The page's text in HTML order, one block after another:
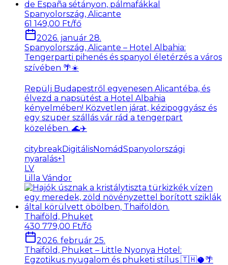
Spanyolország, Alicante
61 149,00 Ft/fő
2026. január 28.
Spanyolország, Alicante – Hotel Albahia:
Tengerparti pihenés és spanyol életérzés a város
szívében 🌴☀️
Repülj Budapestről egyenesen Alicantéba, és
élvezd a napsütést a Hotel Albahia
kényelmében! Közvetlen járat, kézipoggyász és
egy szuper szállás vár rád a tengerpart
közelében. 🌊✈️
citybreakDigitálisNomádSpanyolországi
nyaralás+1
LV
Lilla Vándor
Thaiföld, Phuket
430 779,00 Ft/fő
2026. február 25.
Thaiföld, Phuket – Little Nyonya Hotel:
Egzotikus nyugalom és phuketi stílus 🇹🇭🥥🌴